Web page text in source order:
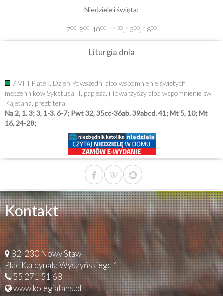
Niedziele i święta:
700 , 800 , 1000 , 11 30 , 1300 , 1800
Liturgia dnia
7 VIII Piątek. Dzień Powszedni albo wspomnienie świętych
męczenników Sykstusa II, papieża, i Towarzyszy albo wspomnienie św.
Kajetana, prezbitera
Na 2, 1. 3; 3, 1-3. 6-7; Pwt 32, 35cd-36ab. 39abcd. 41; Mt 5, 10; Mt
16, 24-28;
Kontakt
82-230 Nowy Staw
Plac Kardynała Wyszyńskiego 1
55 271 51 68
www.kolegiatans.pl